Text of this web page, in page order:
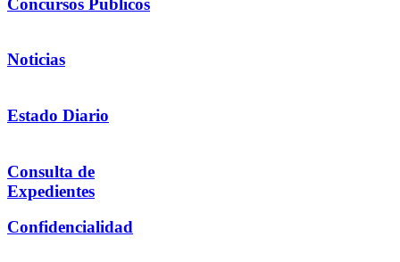
Noticias
Estado Diario
Consulta de
Expedientes
Confidencialidad